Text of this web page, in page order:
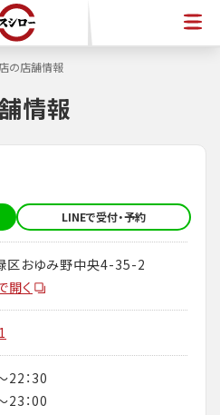
の店舗情報
情報
LINEで受付・予約
区おゆみ野中央4-35-2
く
22：30
23：00